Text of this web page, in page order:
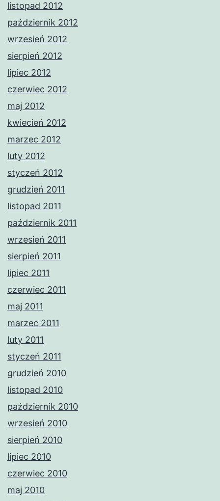
listopad 2012
październik 2012
wrzesień 2012
sierpień 2012
lipiec 2012
czerwiec 2012
maj 2012
kwiecień 2012
marzec 2012
luty 2012
styczeń 2012
grudzień 2011
listopad 2011
październik 2011
wrzesień 2011
sierpień 2011
lipiec 2011
czerwiec 2011
maj 2011
marzec 2011
luty 2011
styczeń 2011
grudzień 2010
listopad 2010
październik 2010
wrzesień 2010
sierpień 2010
lipiec 2010
czerwiec 2010
maj 2010